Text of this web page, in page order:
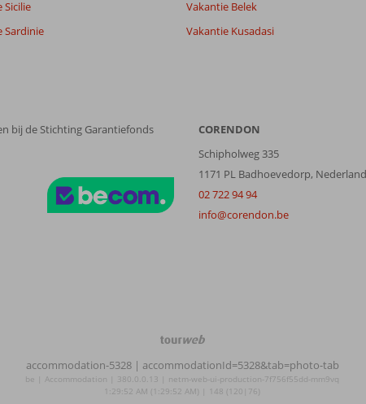
Sicilie
Sardinie
Vakantie Belek
Vakantie Kusadasi
bij de Stichting Garantiefonds
CORENDON
Schipholweg 335
1171 PL Badhoevedorp, Nederland
02 722 94 94
info@corendon.be
TourWeb
NetMatch
accommodation-5328 | accommodationId=5328&tab=photo-tab
be | Accommodation | 380.0.0.13 | netm-web-ui-production-7f756f55dd-mm9vq
1:29:52 AM (1:29:52 AM) | 148 (120|76)